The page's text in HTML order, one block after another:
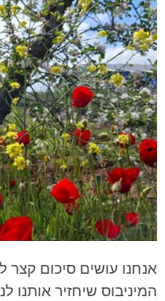
אנחנו עושים סיכום
המיניבוס שיחזיר אותנו